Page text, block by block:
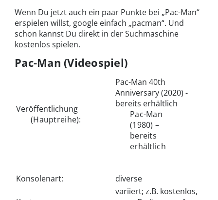
Wenn Du jetzt auch ein paar Punkte bei „Pac-Man“
erspielen willst, google einfach „pacman“. Und
schon kannst Du direkt in der Suchmaschine
kostenlos spielen.
Pac-Man (Videospiel)
Veröffentlichung
(Hauptreihe):
Pac-Man 40th
Anniversary (2020) -
bereits erhältlich
Pac-Man
(1980) –
bereits
erhältlich
Konsolenart: diverse
variiert; z.B. kostenlos,